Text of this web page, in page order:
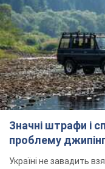
Значні штрафи і
проблему
Україні не завадить
8.08.2026 05:10 2,6 т.
На Прикарпатті
спеки пройшла
дороги
Відео
Негода накрила Івано-